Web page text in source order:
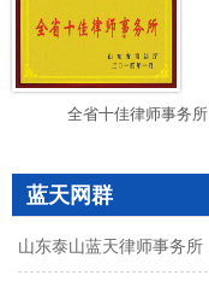
全省十佳律师事务所
蓝天网群
山东泰山蓝天律师事务所